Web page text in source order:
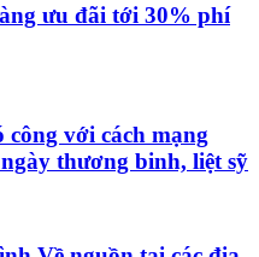
ưu đãi tới 30% phí
với cách mạng
thương binh, liệt sỹ